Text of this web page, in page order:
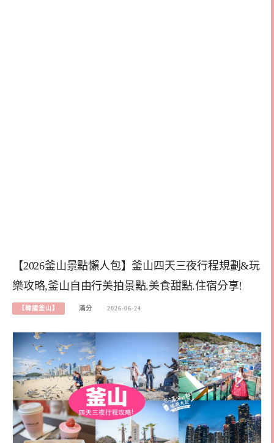
【2026釜山景點懶人包】釜山四天三夜行程規劃&玩
樂攻略,釜山自由行美拍景點.美食甜點.住宿分享!
【韓國釜山】 滿分 2026-06-24